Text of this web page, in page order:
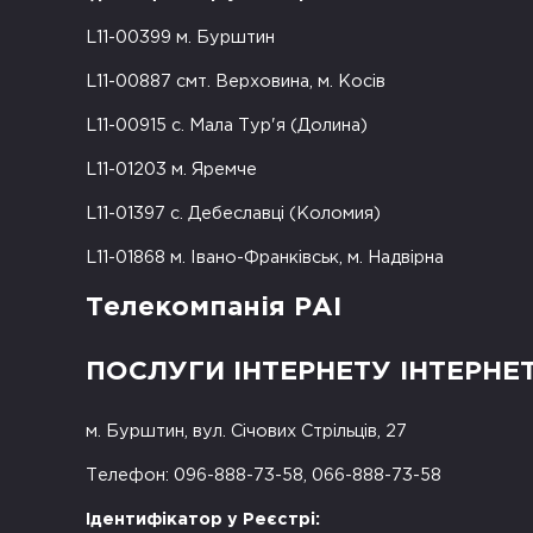
L11-00399 м. Бурштин
L11-00887 смт. Верховина, м. Косів
L11-00915 с. Мала Тур'я (Долина)
L11-01203 м. Яремче
L11-01397 с. Дебеславці (Коломия)
L11-01868 м. Івано-Франківськ, м. Надвірна
Телекомпанія РАІ
ПОСЛУГИ ІНТЕРНЕТУ
м. Бурштин, вул. Січових Стрільців, 27
Телефон: 096-888-73-58, 066-888-73-58
Ідентифікатор у Реєстрі: